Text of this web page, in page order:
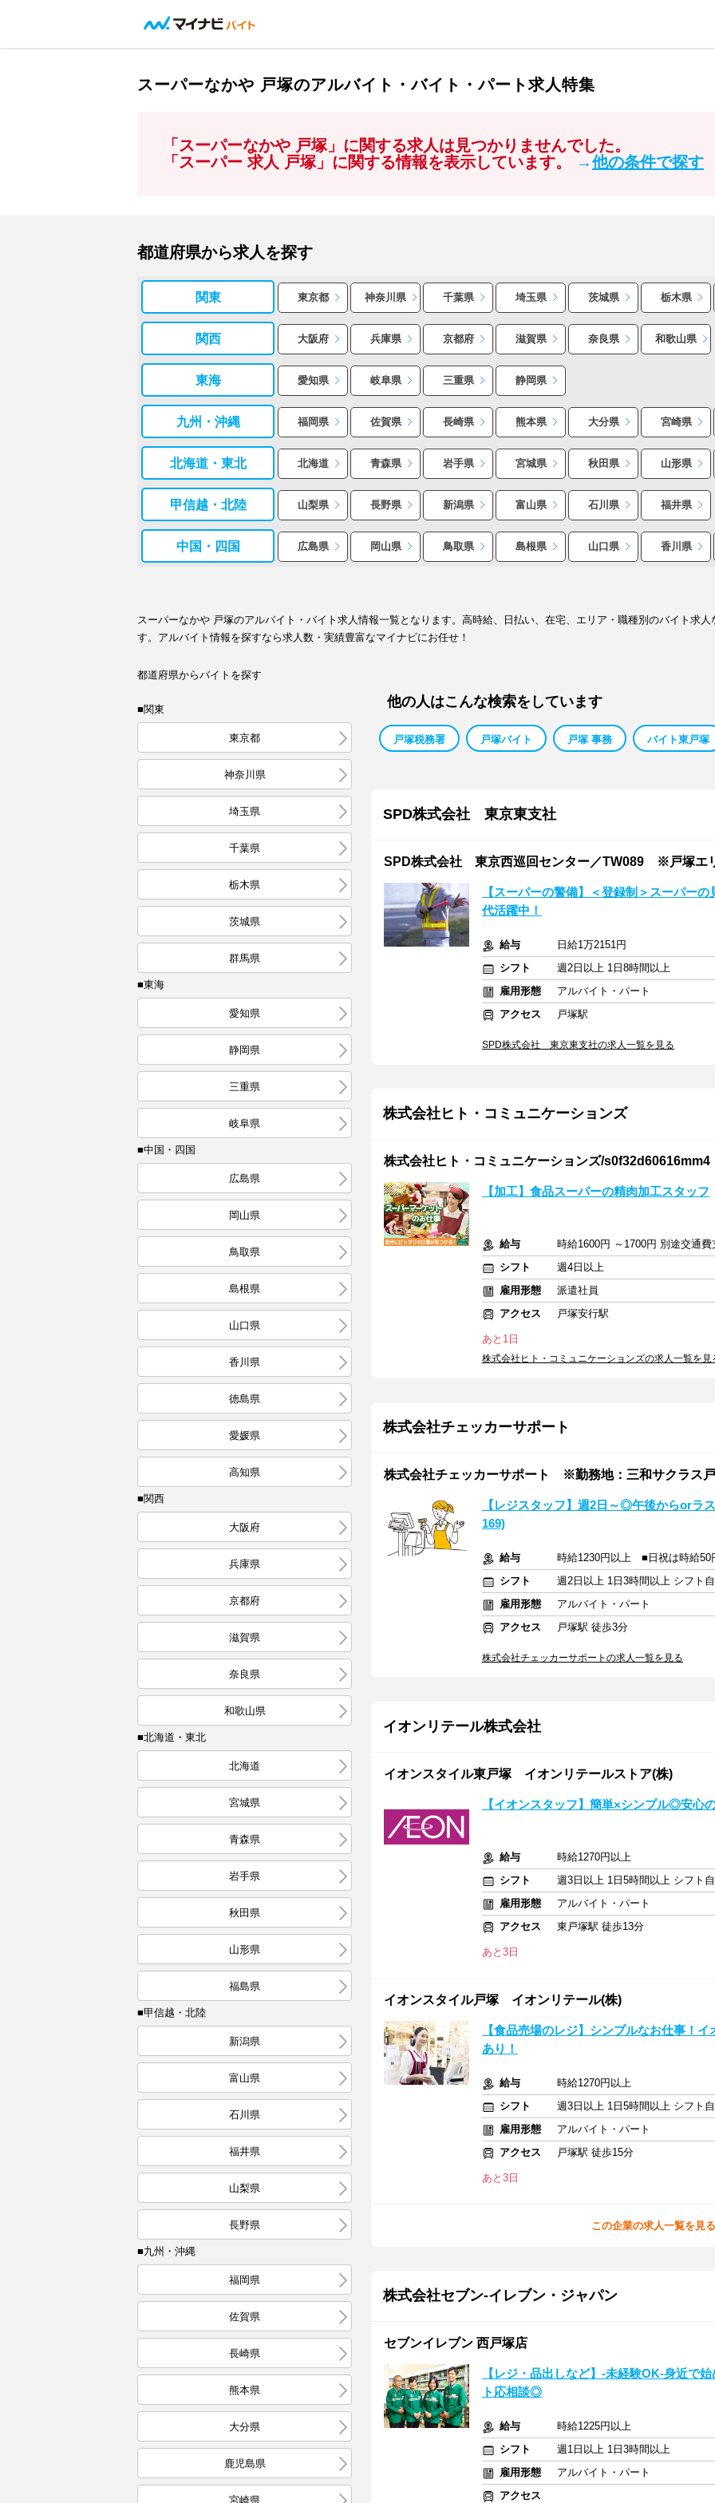
スーパーなかや 戸塚のアルバイト・バイト・パート求人特集
「スーパーなかや 戸塚」に関する求人は見つかりませんでした。
「スーパー 求人 戸塚」に関する情報を表示しています。
→他の条件で探す
都道府県から求人を探す
関東 東京都 神奈川県 千葉県 埼玉県 茨城県 栃木県
関西 大阪府 兵庫県 京都府 滋賀県 奈良県 和歌山県
東海 愛知県 岐阜県 三重県 静岡県
九州・沖縄 福岡県 佐賀県 長崎県 熊本県 大分県 宮崎県
北海道・東北 北海道 青森県 岩手県 宮城県 秋田県 山形県
甲信越・北陸 山梨県 長野県 新潟県 富山県 石川県 福井県
中国・四国 広島県 岡山県 鳥取県 島根県 山口県 香川県
スーパーなかや 戸塚のアルバイト・バイト求人情報一覧となります。高時給、日払い、在宅、エリア・職種別のバイト求
す。アルバイト情報を探すなら求人数・実績豊富なマイナビにお任せ！
都道府県からバイトを探す
■関東
東京都
神奈川県
埼玉県
千葉県
栃木県
茨城県
群馬県
■東海
愛知県
静岡県
三重県
岐阜県
■中国・四国
広島県
岡山県
鳥取県
島根県
山口県
香川県
徳島県
愛媛県
高知県
■関西
大阪府
兵庫県
京都府
滋賀県
奈良県
和歌山県
■北海道・東北
北海道
宮城県
青森県
岩手県
秋田県
山形県
福島県
■甲信越・北陸
新潟県
富山県
石川県
福井県
山梨県
長野県
■九州・沖縄
福岡県
佐賀県
長崎県
熊本県
大分県
鹿児島県
宮崎県
他の人はこんな検索をしています
戸塚税務署 戸塚バイト 戸塚 事務 バイト東戸塚
SPD株式会社 東京東支社
SPD株式会社 東京西巡回センター／TW089 ※戸塚エ
【スーパーの警備】＜登録制＞スーパー
代活躍中！
給与
日給1万2151円
シフト
週2日以上 1日8時間以上
雇用形態
アルバイト・パート
アクセス
戸塚駅
SPD株式会社 東京東支社の求人一覧を見る
株式会社ヒト・コミュニケーションズ
株式会社ヒト・コミュニケーションズ/s0f32d60616mm4
【加工】食品スーパーの精肉加工スタッフ
給与
時給1600円 ～1700円 別途交通費
シフト
週4日以上
雇用形態
派遣社員
アクセス
戸塚安行駅
あと1日
株式会社ヒト・コミュニケーションズの求人一覧を見
株式会社チェッカーサポート
株式会社チェッカーサポート ※勤務地：三和サクラス
【レジスタッフ】週2日～◎午後からorラ
169)
給与
時給1230円以上 ■日祝は時給50
シフト
週2日以上 1日3時間以上 シフト
雇用形態
アルバイト・パート
アクセス
戸塚駅 徒歩3分
株式会社チェッカーサポートの求人一覧を見る
イオンリテール株式会社
イオンスタイル東戸塚 イオンリテールストア(株)
【イオンスタッフ】簡単×シンプル◎安心
給与
時給1270円以上
シフト
週3日以上 1日5時間以上 シフト
雇用形態
アルバイト・パート
アクセス
東戸塚駅 徒歩13分
あと3日
イオンスタイル戸塚 イオンリテール(株)
【食品売場のレジ】シンプルなお仕事！
あり！
給与
時給1270円以上
シフト
週3日以上 1日5時間以上 シフト
雇用形態
アルバイト・パート
アクセス
戸塚駅 徒歩15分
あと3日
この企業の求人一覧を見る
株式会社セブン-イレブン・ジャパン
セブンイレブン 西戸塚店
【レジ・品出しなど】-未経験OK-身近で
ト応相談◎
給与
時給1225円以上
シフト
週1日以上 1日3時間以上
雇用形態
アルバイト・パート
アクセス